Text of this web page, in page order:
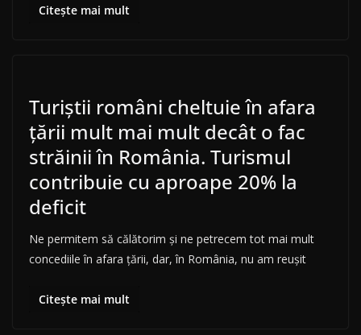
Citește mai mult
Turiștii români cheltuie în afara
țării mult mai mult decât o fac
străinii în România. Turismul
contribuie cu aproape 20% la
deficit
Ne permitem să călătorim și ne petrecem tot mai mult
concediile în afara țării, dar, în România, nu am reușit
Citește mai mult